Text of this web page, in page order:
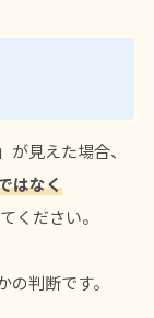
が見えた場合、
はなく
ください。
判断です。